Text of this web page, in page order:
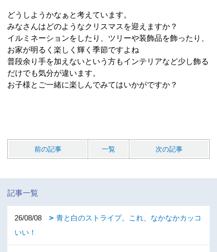
どうしようかなぁと考えています。
みなさんはどのようなクリスマスを迎えますか？
イルミネーションをしたり、ツリーや装飾品を飾ったり、
お家が明るく楽しく輝く季節ですよね
普段余り手を加えないという方もインテリアなど少し飾る
だけでも気分が違います。
お子様とご一緒に楽しんでみてはいかがですか？
前の記事 一覧 次の記事
記事一覧
26/08/08
青と白のストライプ。これ、なかなかカッコ
いい！